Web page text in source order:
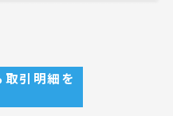
引明細を